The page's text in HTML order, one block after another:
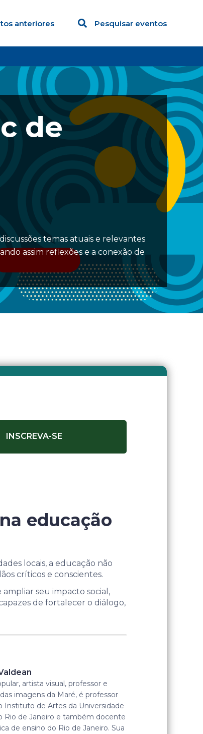
anteriores Pesquisar eventos
de
temas atuais e relevantes
assim reflexões e a conexão de
INSCREVA-SE
educação
locais, a educação não
críticos e conscientes.
seu impacto social,
de fortalecer o diálogo,
artista visual, professor e
imagens da Maré, é professor
Instituto de Artes da Universidade
Rio de Janeiro e também docente
de ensino do Rio de Janeiro. Sua